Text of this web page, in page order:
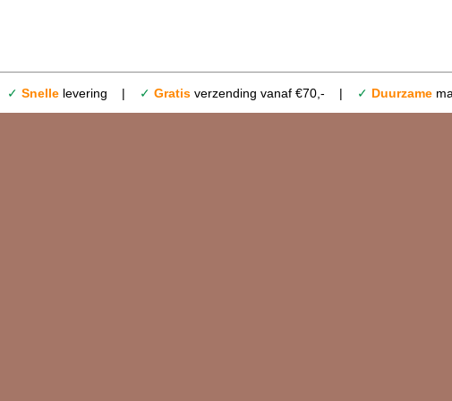
✓ Snelle levering | ✓ Gratis verzending vanaf €70,- | ✓ Duurzame